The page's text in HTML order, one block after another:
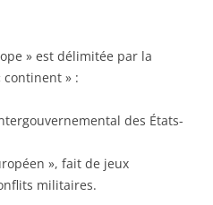
» est délimitée par la
continent » :
des États-
», fait de jeux
militaires.